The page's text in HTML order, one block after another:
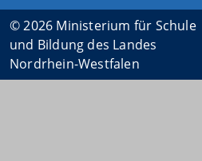
© 2026 Ministerium für Schule
und Bildung des Landes
Nordrhein-Westfalen